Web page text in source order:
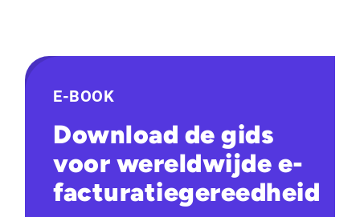
E-BOOK
Download de gids
voor wereldwijde e-
facturatiegereedheid